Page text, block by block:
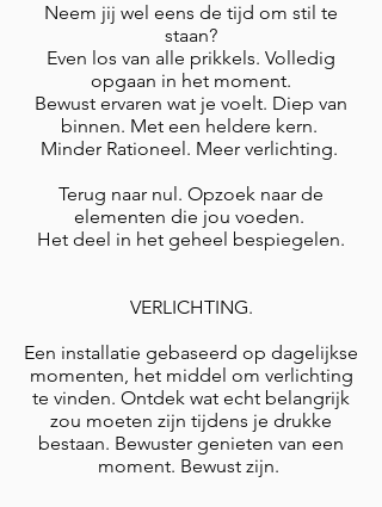
Neem jij wel eens de tijd om stil te
staan?
Even los van alle prikkels. Volledig
opgaan in het moment.
Bewust ervaren wat je voelt. Diep van
binnen. Met een heldere kern.
Minder Rationeel. Meer verlichting.
Terug naar nul. Opzoek naar de
elementen die jou voeden.
Het deel in het geheel bespiegelen.
VERLICHTING.
Een installatie gebaseerd op dagelijkse
momenten, het middel om verlichting
te vinden. Ontdek wat echt belangrijk
zou moeten zijn tijdens je drukke
bestaan. Bewuster genieten van een
moment. Bewust zijn.